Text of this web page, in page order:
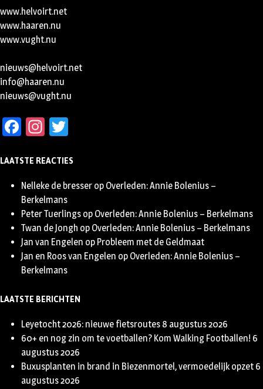
www.helvoirt.net
www.haaren.nu
www.vught.nu
nieuws@helvoirt.net
info@haaren.nu
nieuws@vught.nu
Facebook
Instagram
LAATSTE REACTIES
Nelleke de bresser op Overleden: Annie Bolenius –
Berkelmans
Peter Tuerlings op Overleden: Annie Bolenius – Berkelmans
Twan de Jongh op Overleden: Annie Bolenius – Berkelmans
Jan van Engelen op Probleem met de Geldmaat
Jan en Roos van Engelen op Overleden: Annie Bolenius –
Berkelmans
LAATSTE BERICHTEN
Leyetocht 2026: nieuwe fietsroutes 8 augustus 2026
60+ en nog zin om te voetballen? Kom Walking Footballen! 6
augustus 2026
Buxusplanten in brand in Biezenmortel, vermoedelijk opzet 6
augustus 2026